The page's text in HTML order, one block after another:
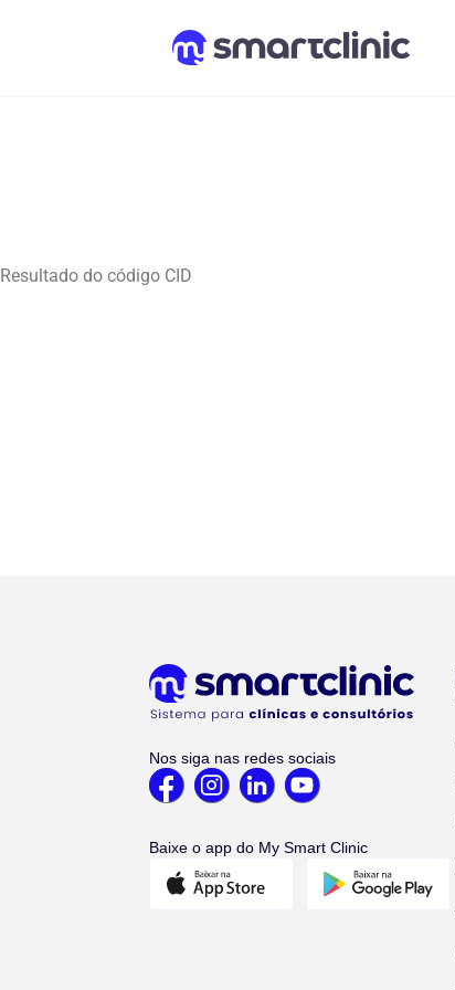
Resultado do código CID
Nos siga nas redes sociais
Baixe o app do My Smart Clinic